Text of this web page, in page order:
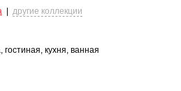
другие коллекции
гостиная, кухня, ванная